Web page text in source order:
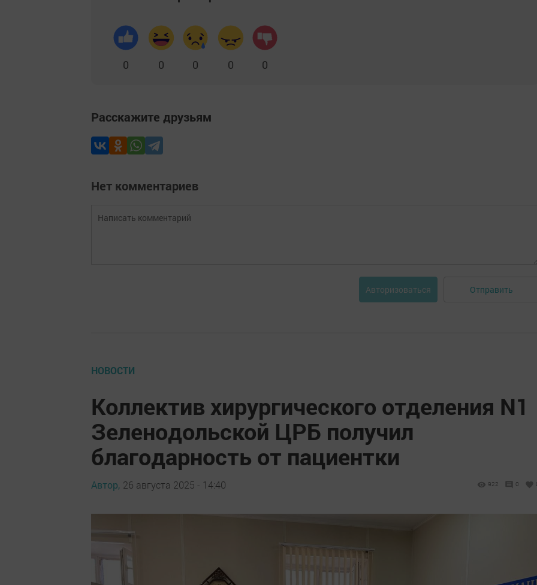
0 0 0 0 0
Расскажите друзьям
Нет комментариев
Авторизоваться Отправить
НОВОСТИ
Коллектив хирургического отделения N1
Зеленодольской ЦРБ получил
благодарность от пациентки
Автор, 26 августа 2025 - 14:40 922 0